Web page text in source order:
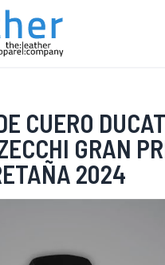
CUERO
GRAN
2024